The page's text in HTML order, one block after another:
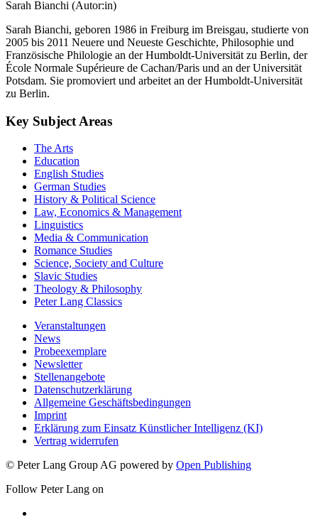
Sarah Bianchi (Autor:in)
Sarah Bianchi, geboren 1986 in Freiburg im Breisgau, studierte von
2005 bis 2011 Neuere und Neueste Geschichte, Philosophie und
Französische Philologie an der Humboldt-Universität zu Berlin, der
École Normale Supérieure de Cachan/Paris und an der Universität
Potsdam. Sie promoviert und arbeitet an der Humboldt-Universität
zu Berlin.
Key Subject Areas
The Arts
Education
English Studies
German Studies
History & Political Science
Law, Economics & Management
Linguistics
Media & Communication
Romance Studies
Science, Society and Culture
Slavic Studies
Theology & Philosophy
Peter Lang Classics
Veranstaltungen
News
Probeexemplare
Newsletter
Stellenangebote
Datenschutzerklärung
Allgemeine Geschäftsbedingungen
Imprint
Erklärung zum Einsatz Künstlicher Intelligenz (KI)
Vertrag widerrufen
© Peter Lang Group AG powered by Open Publishing
Follow Peter Lang on